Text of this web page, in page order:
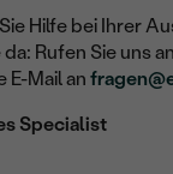
Hilfe bei Ihrer
Rufen Sie uns
E-Mail an
Specialist